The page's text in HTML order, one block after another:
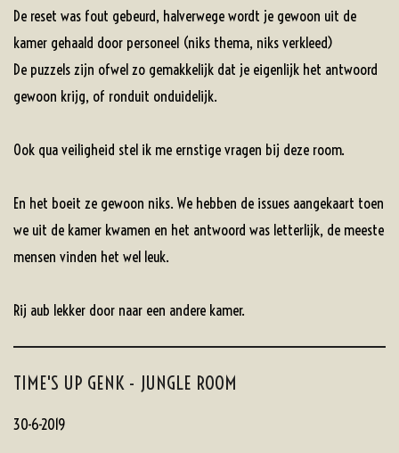
De reset was fout gebeurd, halverwege wordt je gewoon uit de
kamer gehaald door personeel (niks thema, niks verkleed)
De puzzels zijn ofwel zo gemakkelijk dat je eigenlijk het antwoord
gewoon krijg, of ronduit onduidelijk.
Ook qua veiligheid stel ik me ernstige vragen bij deze room.
En het boeit ze gewoon niks. We hebben de issues aangekaart toen
we uit de kamer kwamen en het antwoord was letterlijk, de meeste
mensen vinden het wel leuk.
Rij aub lekker door naar een andere kamer.
TIME'S UP GENK - JUNGLE ROOM
30-6-2019